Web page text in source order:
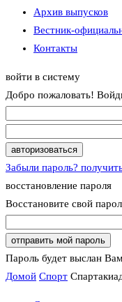
Архив выпусков
Вестник-
Контакты
войти в систему
Добро пожаловать!
Забыли пароль?
восстановление пароля
Восстановите свой
Пароль будет выслан
Домой Спорт